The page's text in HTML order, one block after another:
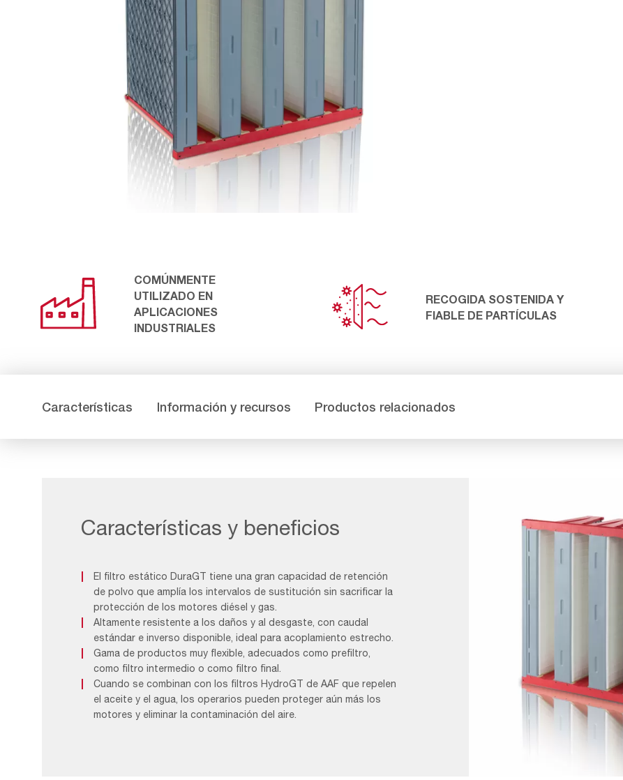
COMÚNMENTE
UTILIZADO EN
APLICACIONES
INDUSTRIALES
RECOGIDA SOSTENIDA Y
FIABLE DE PARTÍCULAS
Características Información y recursos Productos relacionados
Características y beneficios
El filtro estático DuraGT tiene una gran capacidad de retención
de polvo que amplía los intervalos de sustitución sin sacrificar la
protección de los motores diésel y gas.
Altamente resistente a los daños y al desgaste, con caudal
estándar e inverso disponible, ideal para acoplamiento estrecho.
Gama de productos muy flexible, adecuados como prefiltro,
como filtro intermedio o como filtro final.
Cuando se combinan con los filtros HydroGT de AAF que repelen
el aceite y el agua, los operarios pueden proteger aún más los
motores y eliminar la contaminación del aire.